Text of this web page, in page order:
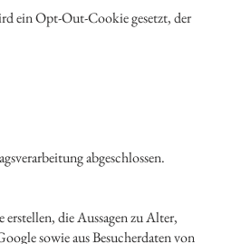
ein Opt-Out-Cookie gesetzt, der
abgeschlossen.
die Aussagen zu Alter,
sowie aus Besucherdaten von